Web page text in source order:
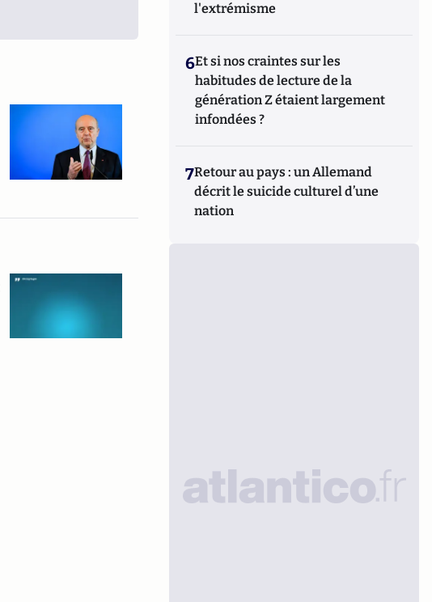
l'extrémisme
6Et si nos craintes sur les
habitudes de lecture de la
génération Z étaient largement
infondées ?
7Retour au pays : un Allemand
décrit le suicide culturel d’une
nation